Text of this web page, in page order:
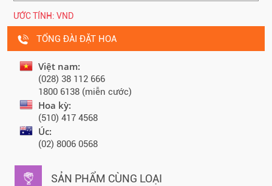
ƯỚC TÍNH: VND
TỔNG ĐÀI ĐẶT HOA
Việt nam:
(028) 38 112 666
1800 6138 (miễn cước)
Hoa kỳ:
(510) 417 4568
Úc:
(02) 8006 0568
SẢN PHẨM CÙNG LOẠI